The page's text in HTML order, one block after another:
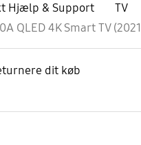
Hjælp & Support
TV
QLED 4K Smart TV
dit køb